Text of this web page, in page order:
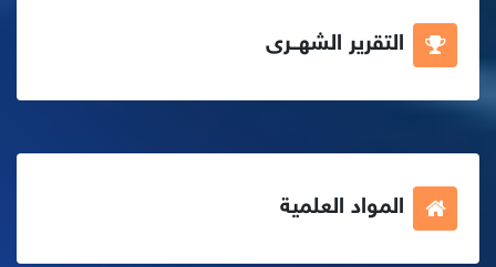
التقرير الشهــرى
المواد العلمية